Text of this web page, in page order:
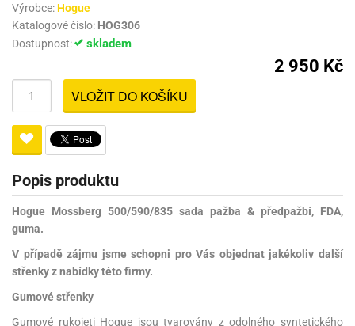
Výrobce:Hogue
Katalogové číslo: HOG306
Dostupnost:
skladem
2 950 Kč
VLOŽIT DO KOŠÍKU
Popis produktu
Hogue Mossberg 500/590/835 sada pažba & předpažbí, FDA,
guma.
V případě zájmu jsme schopni pro Vás objednat jakékoliv další
střenky z nabídky této firmy.
Gumové střenky
Gumové rukojeti Hogue jsou tvarovány z odolného syntetického